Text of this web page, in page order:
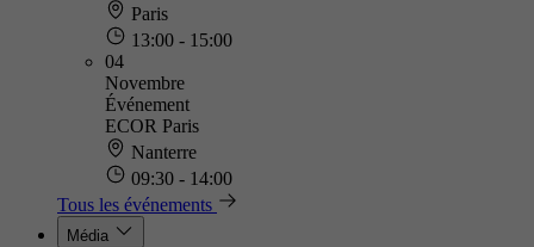
Paris
13:00 - 15:00
04
Novembre
Événement
ECOR Paris
Nanterre
09:30 - 14:00
Tous les événements
Média